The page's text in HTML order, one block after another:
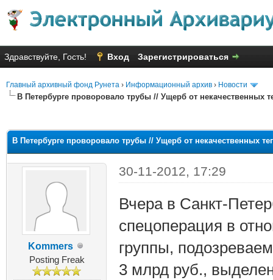
Здравствуйте, Гость! Вход Зарегистрироваться
Главный архивный фонд Рунета › Информационный архив › Новости
В Петербурге проворовало трубы // Ущерб от некачественных
В Петербурге проворовало трубы // Ущерб от некачественных
Kommers
Posting Freak
30-11-2012, 17:29
Вчера в Санкт-
спецоперация в
группы,
3 млрд руб.,